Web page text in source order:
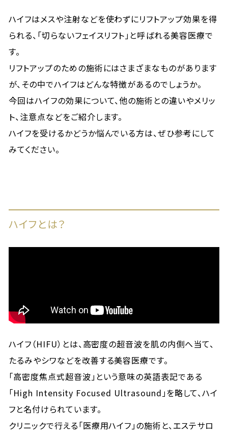
ハイフはメスや注射などを使わずにリフトアップ効果を得
られる、「切らないフェイスリフト」と呼ばれる美容医療で
す。
リフトアップのための施術にはさまざまなものがあります
が、その中でハイフはどんな特徴があるのでしょうか。
今回はハイフの効果について、他の施術との違いやメリッ
ト、注意点などをご紹介します。
ハイフを受けるかどうか悩んでいる方は、ぜひ参考にして
みてください。
ハイフとは？
ハイフ（HIFU）とは、高密度の超音波を肌の内側へ当て、
たるみやシワなどを改善する美容医療です。
「高密度焦点式超音波」という意味の英語表記である
「High Intensity Focused Ultrasound」を略して、ハイ
フと名付けられています。
クリニックで行える「医療用ハイフ」の施術と、エステサロ